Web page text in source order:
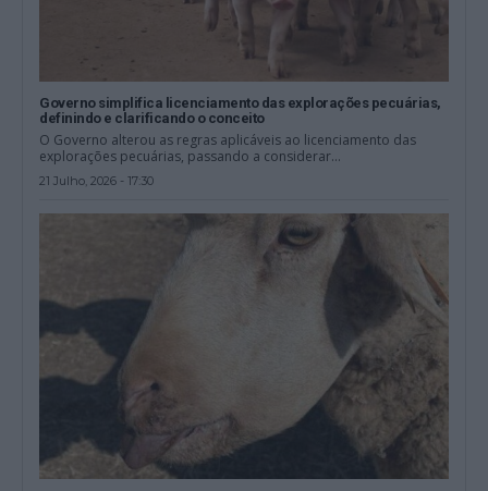
Governo simplifica licenciamento das explorações pecuárias,
definindo e clarificando o conceito
O Governo alterou as regras aplicáveis ao licenciamento das
explorações pecuárias, passando a considerar...
21 Julho, 2026 - 17:30